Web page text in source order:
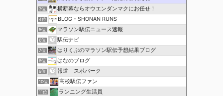
3位 横断幕ならオウエンダンマクにお任せ！
4位 BLOG - SHONAN RUNS
5位 マラソン駅伝ニュース速報
6位 駅伝ナビ
7位 はりくぶのマラソン駅伝予想結果ブログ
8位 はなのブログ
9位 報道 スポパーク
10位 高校駅伝ファン
11位 ランニング生活員